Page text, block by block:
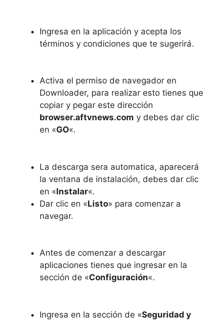
Ingresa en la aplicación y acepta los
términos y condiciones que te sugerirá.
Activa el permiso de navegador en
Downloader, para realizar esto tienes que
copiar y pegar este dirección
browser.aftvnews.com y debes dar clic
en «GO«.
La descarga sera automatica, aparecerá
la ventana de instalación, debes dar clic
en «Instalar«.
Dar clic en «Listo» para comenzar a
navegar.
Antes de comenzar a descargar
aplicaciones tienes que ingresar en la
sección de «Configuración«.
Ingresa en la sección de «Seguridad y